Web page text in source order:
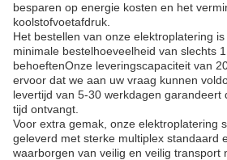
besparen op energie kosten en het
koolstofvoetafdruk.
Het bestellen van onze elektroplatering
minimale bestelhoeveelheid van slechts
behoeftenOnze leveringscapaciteit van
ervoor dat we aan uw vraag kunnen
levertijd van 5-30 werkdagen garandeert
tijd ontvangt.
Voor extra gemak, onze elektroplatering
geleverd met sterke multiplex standaard
waarborgen van veilig en veilig transport